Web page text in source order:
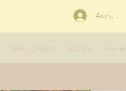
Anmelden